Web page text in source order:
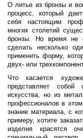
О литье из бронзы и
процесс, который
себя настоящим
многих столетий
бронзы. Но время не
сделать несколько
применить форму,
двух- или
Что касается
представляет собой
искусства, но из
профессионалов в
знание материала, с
примеру, хотите
изделия красятся